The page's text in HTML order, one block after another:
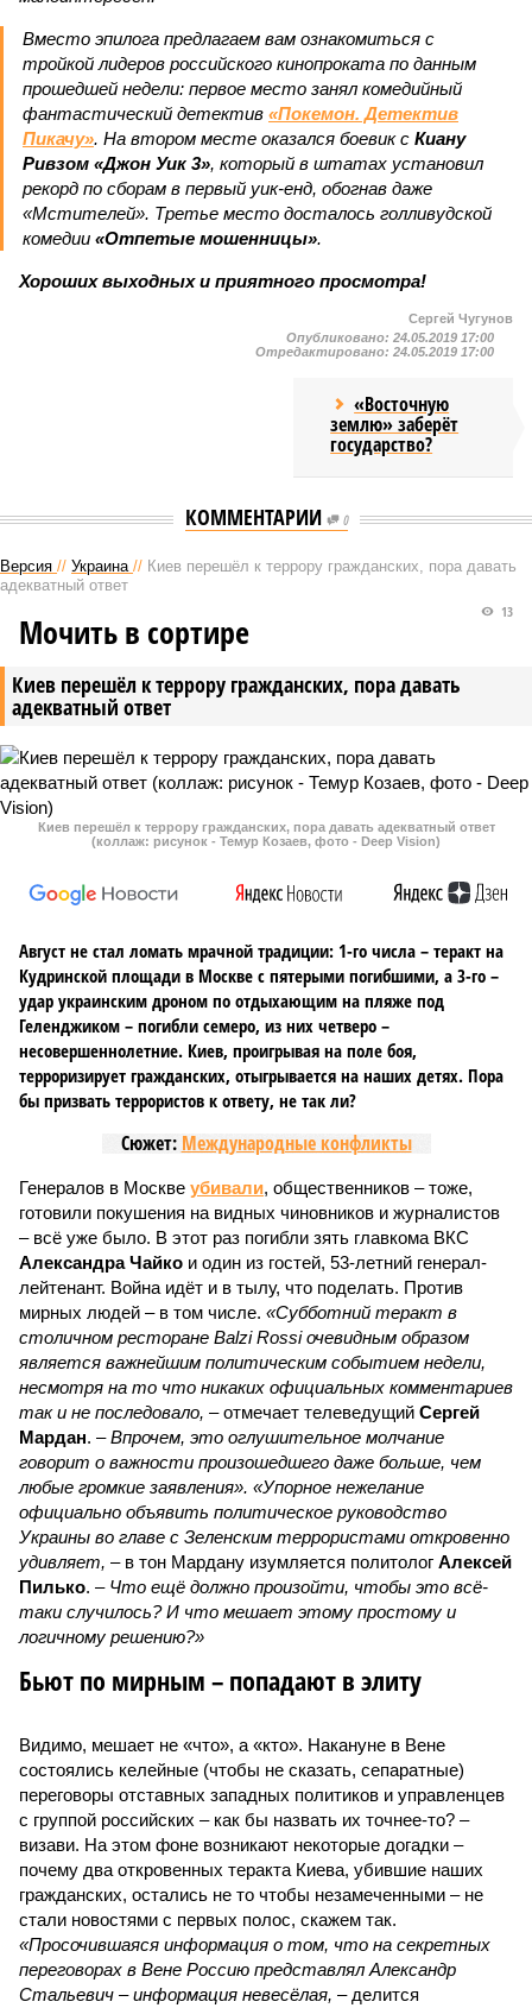
Вместо эпилога предлагаем вам ознакомиться с
тройкой лидеров российского кинопроката по данным
прошедшей недели: первое место занял комедийный
фантастический детектив «Покемон. Детектив
Пикачу». На втором месте оказался боевик с Киану
Ривзом «Джон Уик 3», который в штатах установил
рекорд по сборам в первый уик-енд, обогнав даже
«Мстителей». Третье место досталось голливудской
комедии «Отпетые мошенницы».
Хороших выходных и приятного просмотра!
Сергей Чугунов
Опубликовано: 24.05.2019 17:00
Отредактировано: 24.05.2019 17:00
«Восточную
землю» заберёт
государство?
КОММЕНТАРИИ 0
Версия // Украина // Киев перешёл к террору гражданских, пора давать
адекватный ответ
Киев перешёл к террору гражданских, пора давать
адекватный ответ
13
Мочить в сортире
Киев перешёл к террору гражданских, пора давать адекватный ответ
(коллаж: рисунок - Темур Козаев, фото - Deep Vision)
Август не стал ломать мрачной традиции: 1-го числа – теракт на
Кудринской площади в Москве с пятерыми погибшими, а 3-го –
удар украинским дроном по отдыхающим на пляже под
Геленджиком – погибли семеро, из них четверо –
несовершеннолетние. Киев, проигрывая на поле боя,
терроризирует гражданских, отыгрывается на наших детях. Пора
бы призвать террористов к ответу, не так ли?
Сюжет: Международные конфликты
Генералов в Москве убивали, общественников – тоже,
готовили покушения на видных чиновников и журналистов
– всё уже было. В этот раз погибли зять главкома ВКС
Александра Чайко и один из гостей, 53-летний генерал-
лейтенант. Война идёт и в тылу, что поделать. Против
мирных людей – в том числе. «Субботний теракт в
столичном ресторане Balzi Rossi очевидным образом
является важнейшим политическим событием недели,
несмотря на то что никаких официальных комментариев
так и не последовало, – отмечает телеведущий Сергей
Мардан. –Впрочем, это оглушительное молчание
говорит о важности произошедшего даже больше, чем
любые громкие заявления». «Упорное нежелание
официально объявить политическое руководство
Украины во главе с Зеленским террористами откровенно
удивляет, – в тон Мардану изумляется политолог Алексей
Пилько. – Что ещё должно произойти, чтобы это всё-
таки случилось? И что мешает этому простому и
логичному решению?»
Бьют по мирным – попадают в элиту
Видимо, мешает не «что», а «кто». Накануне в Вене
состоялись келейные (чтобы не сказать, сепаратные)
переговоры отставных западных политиков и управленцев
с группой российских – как бы назвать их точнее-то? –
визави. На этом фоне возникают некоторые догадки –
почему два откровенных теракта Киева, убившие наших
гражданских, остались не то чтобы незамеченными – не
стали новостями с первых полос, скажем так.
«Просочившаяся информация о том, что на секретных
переговорах в Вене Россию представлял Александр
Стальевич – информация невесёлая, – делится